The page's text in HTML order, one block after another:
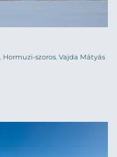
, Hormuzi-szoros, Vajda Mátyás